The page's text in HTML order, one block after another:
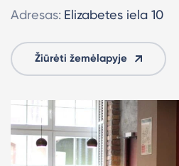
Adresas: Elizabetes iela 10
Žiūrėti žemėlapyje